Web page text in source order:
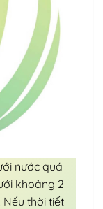
nước quá
khoảng 2
thời tiết